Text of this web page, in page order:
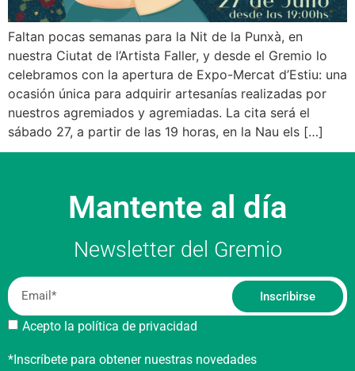
Faltan pocas semanas para la Nit de la Punxà, en
nuestra Ciutat de l’Artista Faller, y desde el Gremio lo
celebramos con la apertura de Expo-Mercat d’Estiu: una
ocasión única para adquirir artesanías realizadas por
nuestros agremiados y agremiadas. La cita será el
sábado 27, a partir de las 19 horas, en la Nau els […]
Mantente al día
Newsletter del Gremio
Acepto la política de privacidad
Inscribirse
*Inscríbete para obtener nuestras novedades